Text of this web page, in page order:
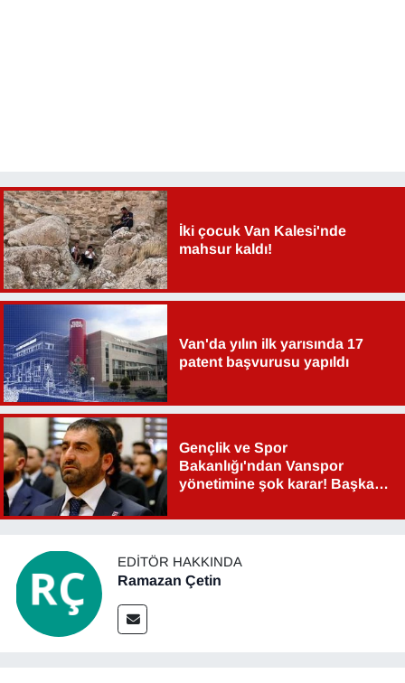
İki çocuk Van Kalesi'nde
mahsur kaldı!
Van'da yılın ilk yarısında 17
patent başvurusu yapıldı
Gençlik ve Spor
Bakanlığı'ndan Vanspor
yönetimine şok karar! Başkan
EDITÖR HAKKINDA
Ramazan Çetin